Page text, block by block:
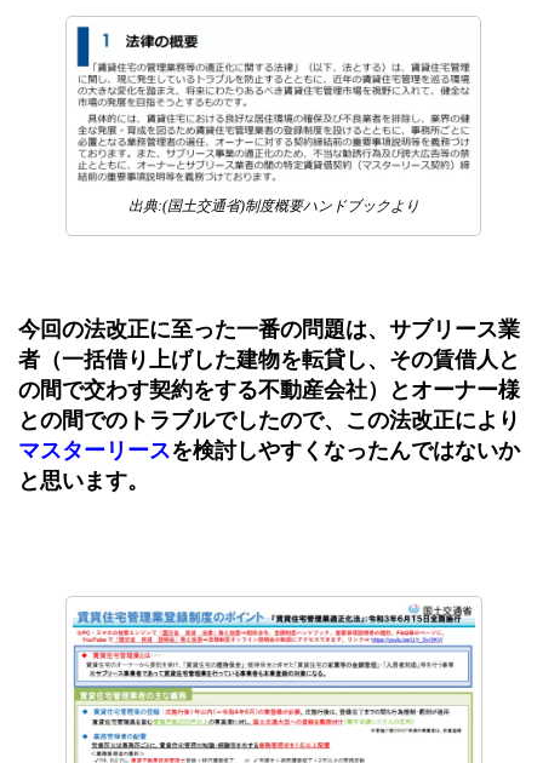
出典:(国土交通省)制度概要ハンドブックより
今回の法改正に至った一番の問題は、サブリース業
者（一括借り上げした建物を転貸し、その賃借人と
の間で交わす契約をする不動産会社）とオーナー様
との間でのトラブルでしたので、この法改正により
マスターリースを検討しやすくなったんではないか
と思います。